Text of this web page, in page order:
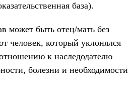
база).
может быть отец/мать без
человек, который уклонялся
к наследодателю
болезни и необходимости